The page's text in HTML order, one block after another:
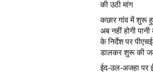
की उठी मांग
कछार गांव में शुरू
अब नहीं होगी
के निर्देश पर
डालकर शुरू की
ईद-उल-अजहा पर